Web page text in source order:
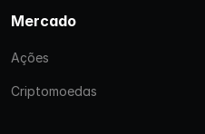
Mercado
Ações
Criptomoedas